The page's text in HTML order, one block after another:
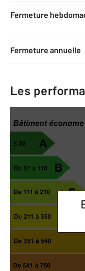
Fermeture
Fermeture annuelle
Les